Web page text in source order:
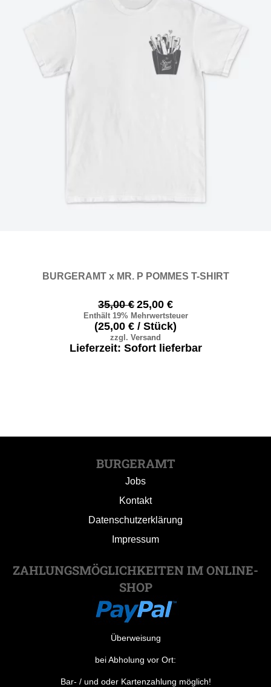
BURGERAMT x MR. P POMMES T-SHIRT
35,00€ Ursprünglicher
Preis
war:
35,00 €
25,00 €
Preis
ist:
25,00 €.
Enthält 19% Mehrwertsteuer
(25,00 € / Stück)
zzgl. Versand
Lieferzeit: Sofort lieferbar
BURGERAMT
Jobs
Kontakt
Datenschutzerklärung
Impressum
ZAHLUNGSMÖGLICHKEITEN IM ONLINE-
SHOP
Überweisung
bei Abholung vor Ort:
Bar- / und oder Kartenzahlung möglich!